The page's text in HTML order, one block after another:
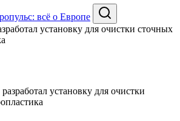
Search
установку для очистки сточных